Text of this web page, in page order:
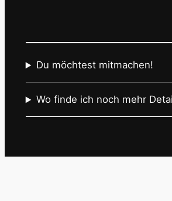
Du möchtest mitmachen!
Wo finde ich noch mehr